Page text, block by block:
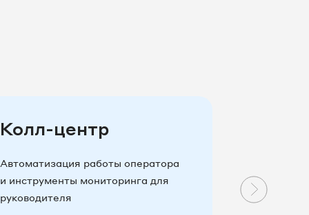
Колл-центр
Автоматизация работы оператора
и инструменты мониторинга для
руководителя